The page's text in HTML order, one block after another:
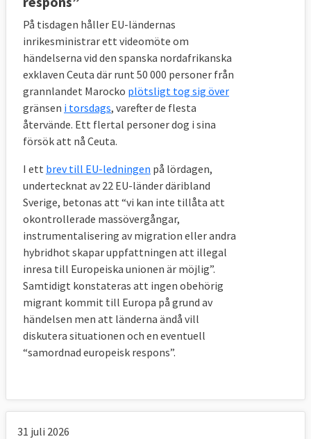
för att överbrygga klyftorna.
11 FRÅGOR OCH SVAR
1. Vilka fattar beslut om EU:s asylpolitik
och hur tas besluten?
Europaparlamentet tillsammans med EU-
beslutar om asylpolitiken.
2. Vad vill Sverige?
Den svenska regeringen välkomnar
kommissionens nya förslag till en
migrations- och asylpakt,se detaljerna (s.3)
Det finns dock ett antal frågor som
regeringen vill analyseras närmare.
Regeringen betonar att alla medlemsstater
är överens om och är mer eller mindre
På tisdagen håller EU-ländernas
inrikesministrar ett videomöte om
händelserna vid den spanska nordafrikanska
exklaven Ceuta där runt 50 000 personer från
grannlandet Marocko plötsligt tog sig över
gränsen i torsdags, varefter de flesta
återvände. Ett flertal personer dog i sina
försök att nå Ceuta.
I ett brev till EU-ledningen på lördagen,
undertecknat av 22 EU-länder däribland
Sverige, betonas att “vi kan inte tillåta att
okontrollerade massövergångar,
instrumentalisering av migration eller andra
hybridhot skapar uppfattningen att illegal
inresa till Europeiska unionen är möjlig”.
Samtidigt konstateras att ingen obehörig
migrant kommit till Europa på grund av
händelsen men att länderna ändå vill
diskutera situationen och en eventuell
“samordnad europeisk respons”.
31 juli 2026